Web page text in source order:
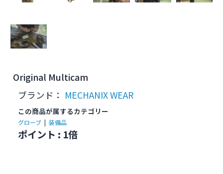
Original Multicam
ブランド： MECHANIX WEAR
この商品が属するカテゴリー
グローブ | 装備品
ポイント : 1倍